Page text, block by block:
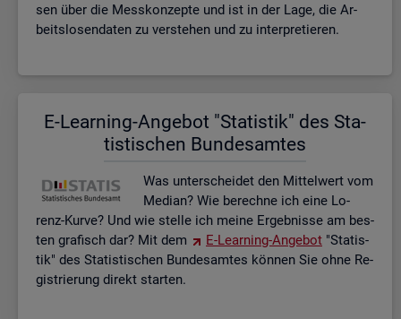
sen über die Mess­kon­zep­te und ist in der Lage, die Ar­
beits­lo­sen­da­ten zu ver­ste­hen und zu in­ter­pre­tie­ren.
E-Lear­ning-An­ge­bot "Sta­tis­tik" des Sta­
tis­ti­schen Bun­des­am­tes
Was un­ter­schei­det den Mit­tel­wert vom
Me­di­an? Wie be­rech­ne ich eine Lo­
renz-Kurve? Und wie stel­le ich meine Er­geb­nis­se am bes­
ten gra­fisch dar? Mit dem
E-Lear­ning-An­ge­bot "Sta­tis­
tik" des Sta­tis­ti­schen Bun­des­am­tes kön­nen Sie ohne Re­
gis­trie­rung di­rekt star­ten.